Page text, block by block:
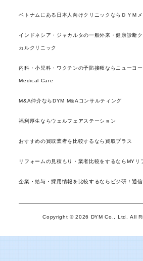
ベトナムにある日本人向けクリニックならＤＹＭ
インドネシア・ジャカルタの一般外来・健康診断
カルクリニック
内科・小児科・ワクチンの予防接種ならニューヨ
Medical Care
M&A仲介ならDYM M&Aコンサルティング
福利厚生ならウェルフェアステーション
おすすめの買取業者を比較するなら買取プラス
リフォームの見積もり・業者比較をするならMYリ
企業・給与・採用情報を比較するならビジ研！通信
Copyright © 2026 DYM Co., Ltd. All